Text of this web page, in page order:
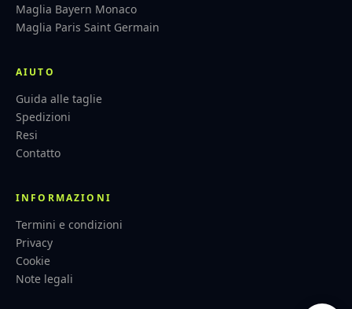
Maglia Bayern Monaco
Maglia Paris Saint Germain
AIUTO
Guida alle taglie
Spedizioni
Resi
Contatto
INFORMAZIONI
Termini e condizioni
Privacy
Cookie
Note legali